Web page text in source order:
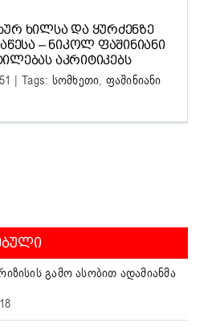
ᲮᲘᲚᲡᲐ ᲓᲐ ᲧᲣᲠᲫᲔᲜᲖᲔ
– ᲜᲘᲙᲝᲚ ᲤᲐᲨᲘᲜᲘᲐᲜᲘ
ᲐᲙᲠᲘᲢᲘᲙᲔᲑᲡ
| Tags: სომხეთი, ფაშინიანი
გამო ასობით ადამიანმა